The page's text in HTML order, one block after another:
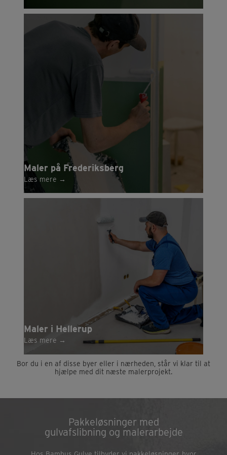
Maler på Frederiksberg
Læs mere →
Maler i Hellerup
Læs mere →
Bor du i en af disse byer eller i nærheden, står vi klar til at
hjælpe med dit næste malerprojekt.
Pakkeløsninger med
gulvafslibning og malerarbejde